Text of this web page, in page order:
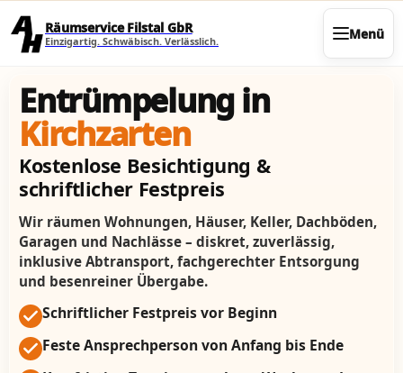
Räumservice Filstal GbR
Einzigartig. Schwäbisch. Verlässlich. Menü
Entrümpelung in
Kirchzarten
Kostenlose Besichtigung &
schriftlicher Festpreis
Wir räumen Wohnungen, Häuser, Keller, Dachböden,
Garagen und Nachlässe – diskret, zuverlässig,
inklusive Abtransport, fachgerechter Entsorgung
und besenreiner Übergabe.
Schriftlicher Festpreis vor Beginn
Feste Ansprechperson von Anfang bis Ende